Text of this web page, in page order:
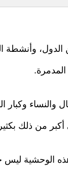
الدول، وأنشطة
من الأطفال والنساء
من ذلك
الوحشية ليس